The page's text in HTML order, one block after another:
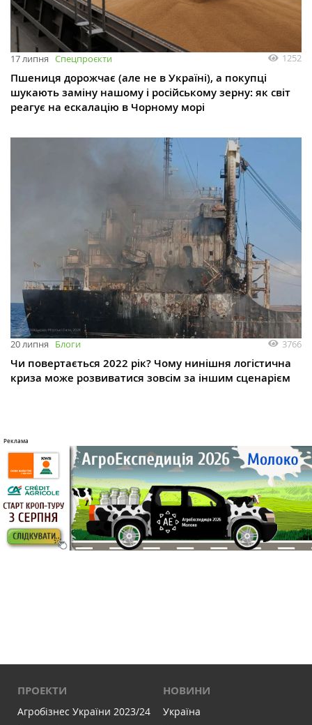
17 липня Спецпроєкти 1252
Пшениця дорожчає (але не в Україні), а покупці
шукають заміну нашому і російському зерну: як світ
реагує на ескалацію в Чорному морі
20 липня Блоги 3766
Чи повертається 2022 рік? Чому нинішня логістична
криза може розвиватися зовсім за іншим сценарієм
ПРОЕКТИ
Агробізнес України 2023/24
НОВИНИ
Україна